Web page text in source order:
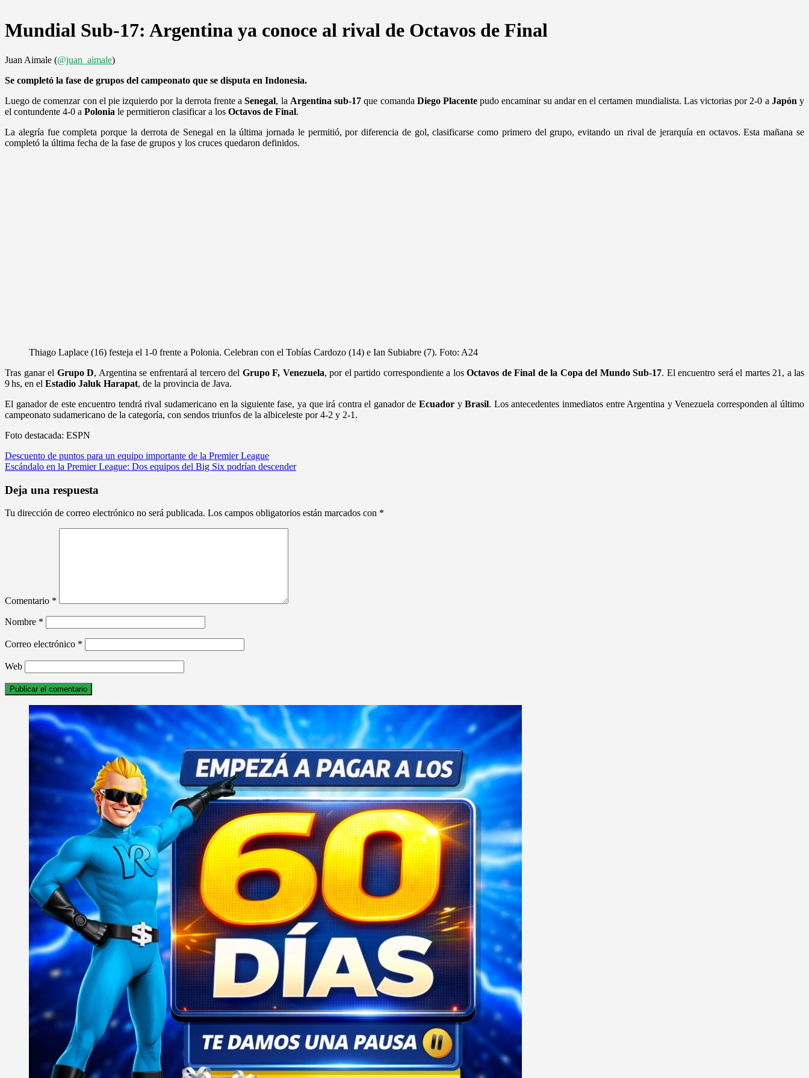
Mundial Sub-17: Argentina ya conoce al rival de Octavos de Final
Juan Aimale (@juan_aimale)
Se completó la fase de grupos del campeonato que se disputa en Indonesia.
Luego de comenzar con el pie izquierdo por la derrota frente aSenegal, la Argentina sub-17 que comanda Diego Placentepudo encaminar su andar en el certamen mundialista. Las victorias por 2-0 a Japón y
el contundente 4-0 a Polonia le permitieron clasificar a los Octavos de Final.
La alegría fue completa porque la derrota de Senegal en la última jornada le permitió, por diferencia de gol, clasificarse como primero del grupo, evitando un rival de jerarquía en octavos. Esta mañana se
completó la última fecha de la fase de grupos y los cruces quedaron definidos.
Thiago Laplace (16) festeja el 1-0 frente a Polonia. Celebran con el Tobías Cardozo (14) e Ian Subiabre (7). Foto: A24
Tras ganar el Grupo D, Argentina se enfrentará al tercero del Grupo F, Venezuela, por el partido correspondiente a los Octavos de Final de la Copa del Mundo Sub-17. El encuentro será el martes 21, a las
9 hs, en el Estadio Jaluk Harapat, de la provincia de Java.
El ganador de este encuentro tendrá rival sudamericano en la siguiente fase, ya que irá contra el ganador deEcuador yBrasil. Los antecedentes inmediatos entre Argentina y Venezuela corresponden al último
campeonato sudamericano de la categoría, con sendos triunfos de la albiceleste por 4-2 y 2-1.
Foto destacada: ESPN
Navegación
de
entradas
Descuento de puntos para un equipo importante de la Premier League
Escándalo en la Premier League: Dos equipos del Big Six podrían descender
Deja una respuesta
Tu dirección de correo electrónico no será publicada. Los campos obligatorios están marcados con *
Comentario *
Nombre *
Correo electrónico *
Web